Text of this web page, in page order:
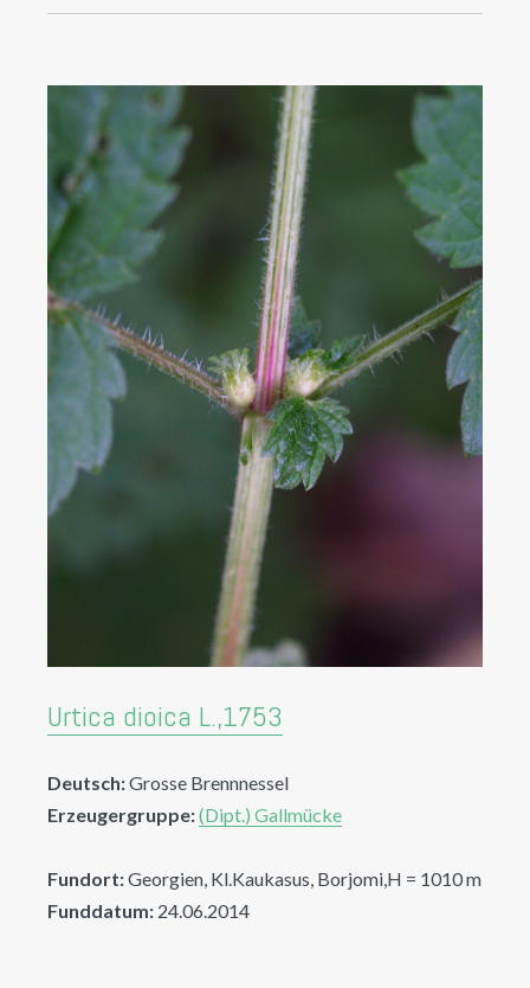
Urtica dioica L.,1753
Deutsch:Grosse Brennnessel
Erzeugergruppe:(Dipt.) Gallmücke
Fundort:Georgien, Kl.Kaukasus, Borjomi,H = 1010 m
Funddatum: 24.06.2014